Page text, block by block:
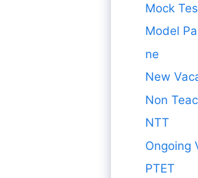
Mock
Model
ne
New
Non
NTT
Ongoing
PTET